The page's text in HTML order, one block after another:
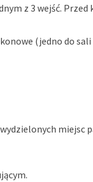
z 3 wejść. Przed
(jedno do
miejsc